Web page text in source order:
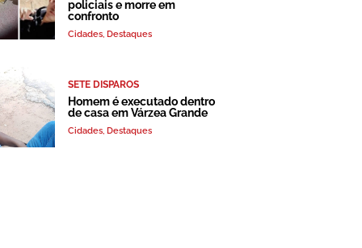
policiais e morre em
confronto
Cidades, Destaques
SETE DISPAROS
Homem é executado dentro
de casa em Várzea Grande
Cidades, Destaques